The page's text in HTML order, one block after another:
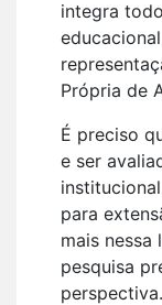
integra
Própria de
É preciso
e ser
para
mais nessa
pesquisa
perspectiva.